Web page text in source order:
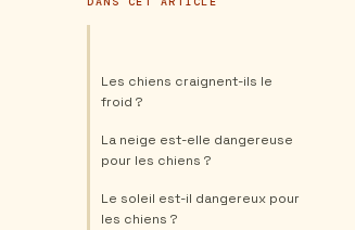
Les chiens craignent-ils le
froid ?
La neige est-elle dangereuse
pour les chiens ?
Le soleil est-il dangereux pour
les chiens ?